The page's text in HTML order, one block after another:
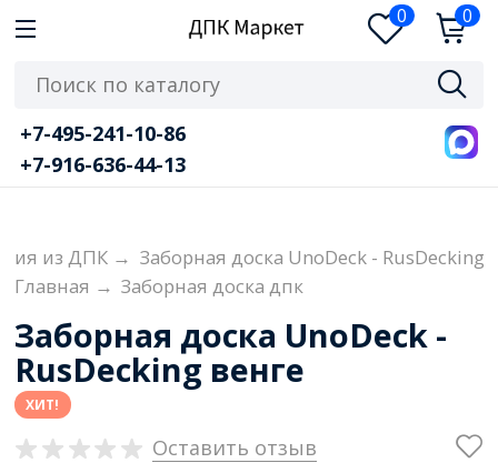
0 0
+7-495-241-10-86
+7-916-636-44-13
из ДПК → Заборная доска UnoDeck - RusDecking
Заборная доска дпк
Главная →
Заборная доска UnoDeck -
RusDecking венге
ХИТ!
Оставить отзыв